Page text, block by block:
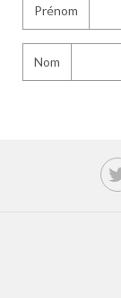
Prénom
Nom